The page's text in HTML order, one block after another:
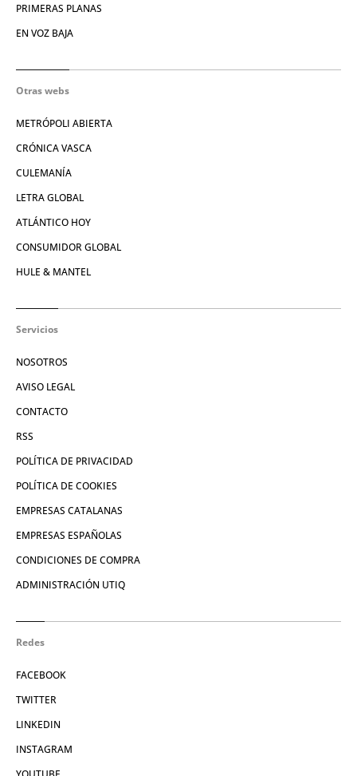
PRIMERAS PLANAS
EN VOZ BAJA
Otras webs
METRÓPOLI ABIERTA
CRÓNICA VASCA
CULEMANÍA
LETRA GLOBAL
ATLÁNTICO HOY
CONSUMIDOR GLOBAL
HULE & MANTEL
Servicios
NOSOTROS
AVISO LEGAL
CONTACTO
RSS
POLÍTICA DE PRIVACIDAD
POLÍTICA DE COOKIES
EMPRESAS CATALANAS
EMPRESAS ESPAÑOLAS
CONDICIONES DE COMPRA
ADMINISTRACIÓN UTIQ
Redes
FACEBOOK
TWITTER
LINKEDIN
INSTAGRAM